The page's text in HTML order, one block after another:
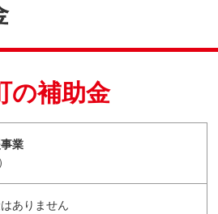
の補助金
業
ありません